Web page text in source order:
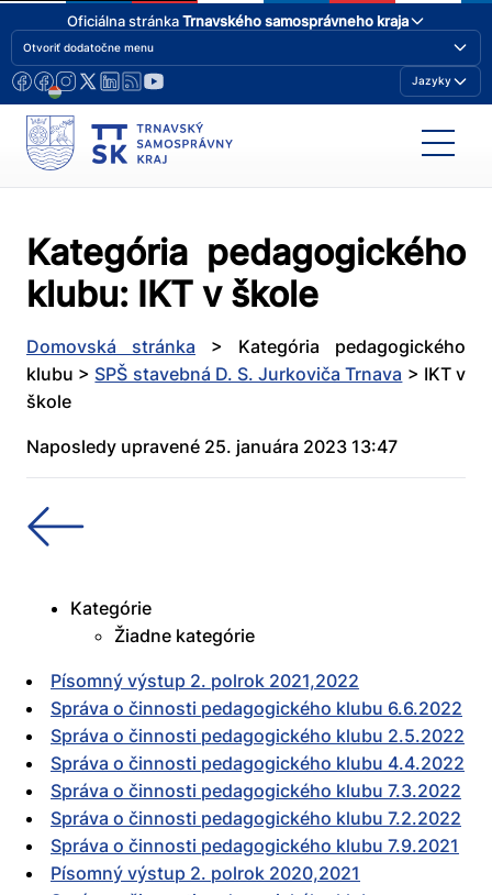
Oficiálna stránkaTrnavského samosprávneho kraja
Otvoriť dodatočne menu
Jazyky
Kategória pedagogického
klubu: IKT v škole
Domovská stránka > Kategória pedagogického
klubu > SPŠ stavebná D. S. Jurkoviča Trnava > IKT v
škole
Naposledy upravené 25. januára 2023 13:47
Kategórie
Žiadne kategórie
Písomný výstup 2. polrok 2021,2022
Správa o činnosti pedagogického klubu 6.6.2022
Správa o činnosti pedagogického klubu 2.5.2022
Správa o činnosti pedagogického klubu 4.4.2022
Správa o činnosti pedagogického klubu 7.3.2022
Správa o činnosti pedagogického klubu 7.2.2022
Správa o činnosti pedagogického klubu 7.9.2021
Písomný výstup 2. polrok 2020,2021